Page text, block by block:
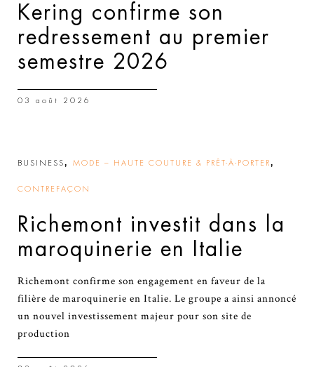
Kering confirme son
redressement au premier
semestre 2026
03 août 2026
BUSINESS, MODE – HAUTE COUTURE & PRÊT-À-PORTER,
CONTREFAÇON
Richemont investit dans la
maroquinerie en Italie
Richemont confirme son engagement en faveur de la
filière de maroquinerie en Italie. Le groupe a ainsi annoncé
un nouvel investissement majeur pour son site de
production